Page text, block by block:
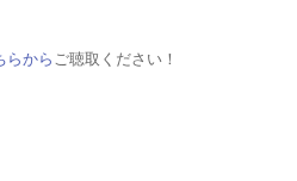
らからご聴取ください！